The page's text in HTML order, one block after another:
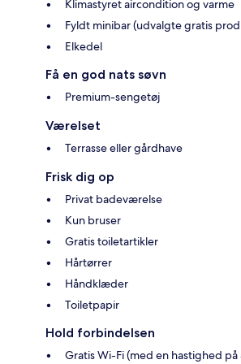
Klimastyret aircondition og varme
Fyldt minibar (udvalgte gratis
Elkedel
Få en god nats søvn
Premium-sengetøj
Værelset
Terrasse eller gårdhave
Frisk dig op
Privat badeværelse
Kun bruser
Gratis toiletartikler
Hårtørrer
Håndklæder
Toiletpapir
Hold forbindelsen
Gratis Wi-Fi (med en hastighed